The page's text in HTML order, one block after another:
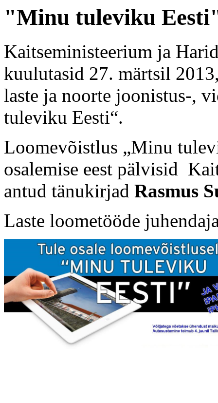
"Minu tuleviku
Kaitseministeerium ja
kuulutasid 27. märtsil
laste ja noorte joonistus-,
tuleviku Eesti“.
Loomevõistlus „Minu
osalemise eest pälvisid
antud tänukirjad Rasmus
Laste loometööde